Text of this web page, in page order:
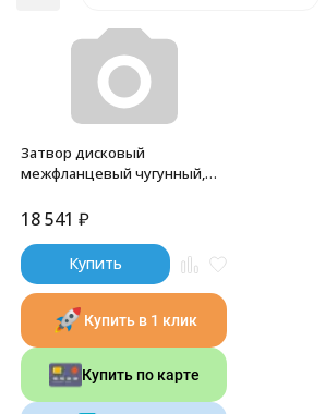
Затвор дисковый
межфланцевый чугунный,
двухсторонним
DZi125*AT92D
18 541 ₽
Купить
Купить в 1 клик
Купить по карте